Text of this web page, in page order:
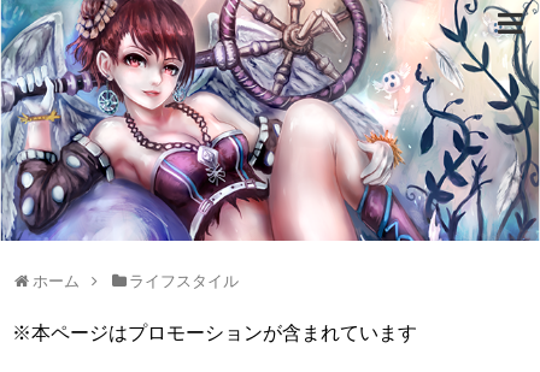
ホーム ライフスタイル
※本ページはプロモーションが含まれています